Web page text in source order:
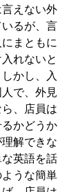
えない外
るが、言
まともに
れないと
かし、入
で、外見
、店員は
かどうか
解できな
英語を話
うな簡単